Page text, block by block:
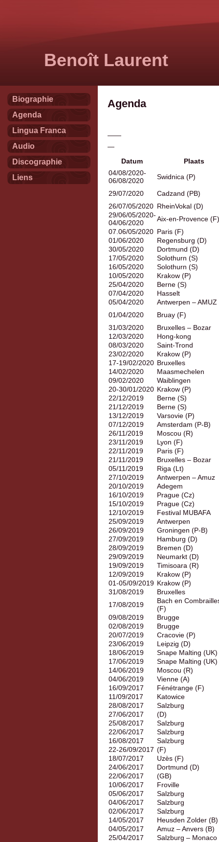
Benoît Laurent
Biographie
Agenda
Lingua Franca
Audio
Discographie
Liens
Agenda
——
—
Datum
Plaats
04/08/2020-
06/08/2020
Swidnica (P)
29/07/2020
Cadzand (PB)
26/07/05/2020 RheinVokal (D)
29/06/05/2020-
04/06/2020
Aix-en-Provence (F)
07.06/05/2020 Paris (F)
01/06/2020
Regensburg (D)
30/05/2020
Dortmund (D)
17/05/2020
Solothurn (S)
16/05/2020
Solothurn (S)
10/05/2020
Krakow (P)
25/04/2020
Berne (S)
07/04/2020
Hasselt
05/04/2020
Antwerpen – AMUZ
01/04/2020
Bruay (F)
31/03/2020
Bruxelles – Bozar
12/03/2020
Hong-kong
08/03/2020
Saint-Trond
23/02/2020
Krakow (P)
17-19/02/2020 Bruxelles
14/02/2020
Maasmechelen
09/02/2020
Waiblingen
20-30/01/2020 Krakow (P)
22/12/2019
Berne (S)
21/12/2019
Berne (S)
13/12/2019
Varsovie (P)
07/12/2019
Amsterdam (P-B)
26/11/2019
Moscou (R)
23/11/2019
Lyon (F)
22/11/2019
Paris (F)
21/11/2019
Bruxelles – Bozar
05/11/2019
Riga (Lt)
27/10/2019
Antwerpen – Amuz
20/10/2019
Adegem
16/10/2019
Prague (Cz)
15/10/2019
Prague (Cz)
12/10/2019
Festival MUBAFA
25/09/2019
Antwerpen
26/09/2019
Groningen (P-B)
27/09/2019
Hamburg (D)
28/09/2019
Bremen (D)
29/09/2019
Neumarkt (D)
19/09/2019
Timisoara (R)
12/09/2019
Krakow (P)
01-05/09/2019 Krakow (P)
31/08/2019
Bruxelles
17/08/2019
Bach en
(F)
09/08/2019
Brugge
02/08/2019
Brugge
20/07/2019
Cracovie (P)
23/06/2019
Leipzig (D)
18/06/2019
Snape Malting (UK)
17/06/2019
Snape Malting (UK)
14/06/2019
Moscou (R)
04/06/2019
Vienne (A)
16/09/2017
Fénétrange (F)
11/09/2017
Katowice
28/08/2017
Salzburg
27/06/2017
(D)
25/08/2017
Salzburg
22/06/2017
Salzburg
16/08/2017
Salzburg
22-26/09/2017 (F)
18/07/2017
Uzès (F)
24/06/2017
Dortmund (D)
22/06/2017
(GB)
10/06/2017
Froville
05/06/2017
Salzburg
04/06/2017
Salzburg
02/06/2017
Salzburg
14/05/2017
Heusden Zolder (B)
04/05/2017
Amuz – Anvers (B)
25/04/2017
Salzburg – Monaco